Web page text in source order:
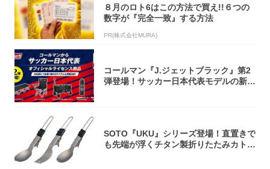
８月のロト6はこの方法で買え!!６つの
数字が『完全一致』する方法
PR(株式会社MURA)
コールマン『J.ジェットブラック』第2
弾登場！サッカー日本代表モデルの新作
SOTO『UKU』シリーズ登場！直置きで
も先端が浮くチタン製折りたたみカトラ